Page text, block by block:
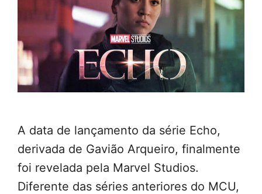
A data de lançamento da série Echo,
derivada de Gavião Arqueiro, finalmente
foi revelada pela Marvel Studios.
Diferente das séries anteriores do MCU,